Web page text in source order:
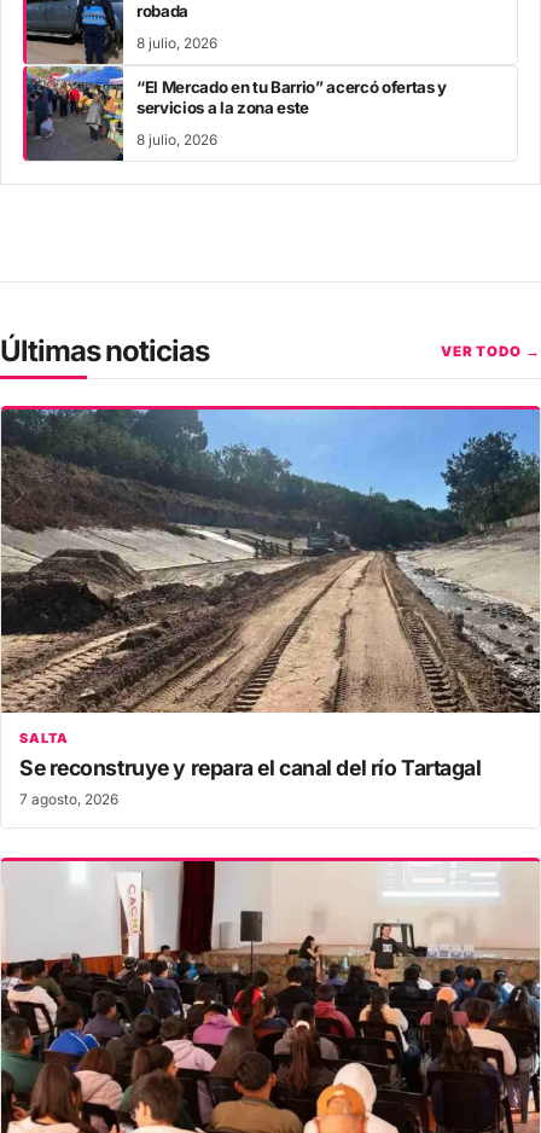
robada
8 julio, 2026
“El Mercado en tu Barrio” acercó ofertas y
servicios a la zona este
8 julio, 2026
Últimas noticias VER TODO →
SALTA
Se reconstruye y repara el canal del río Tartagal
7 agosto, 2026